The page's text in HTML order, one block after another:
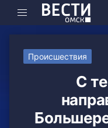
Происшествия
С